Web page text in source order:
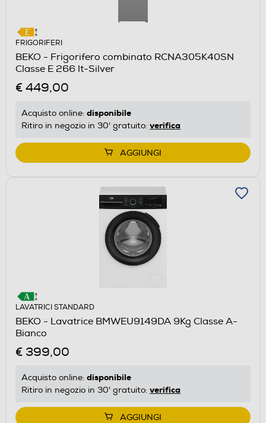
FRIGORIFERI
BEKO - Frigorifero combinato RCNA305K40SN
Classe E 266 lt-Silver
€ 449,00
Acquisto online: disponibile
Ritiro in negozio in 30' gratuito: verifica
AGGIUNGI
LAVATRICI STANDARD
BEKO - Lavatrice BMWEU9149DA 9Kg Classe A-
Bianco
€ 399,00
Acquisto online: disponibile
Ritiro in negozio in 30' gratuito: verifica
AGGIUNGI